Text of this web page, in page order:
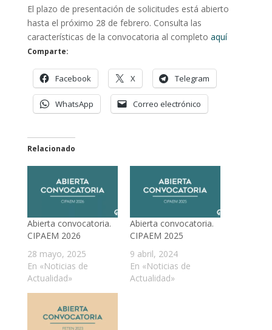
El plazo de presentación de solicitudes está abierto
hasta el próximo 28 de febrero. Consulta las
características de la convocatoria al completo aquí
Comparte:
Facebook X Telegram
WhatsApp Correo electrónico
Relacionado
Abierta convocatoria.
CIPAEM 2026
28 mayo, 2025
En «Noticias de
Actualidad»
Abierta convocatoria.
CIPAEM 2025
9 abril, 2024
En «Noticias de
Actualidad»